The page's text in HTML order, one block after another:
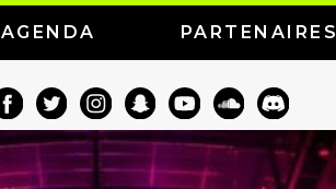
AGENDA PARTENAIRES